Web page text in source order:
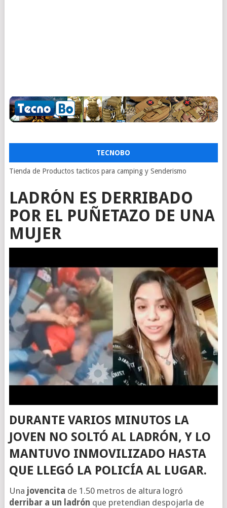
TECNOBO
Tienda de Productos tacticos para camping y Senderismo
LADRÓN ES DERRIBADO
POR EL PUÑETAZO DE UNA
MUJER
DURANTE VARIOS MINUTOS LA
JOVEN NO SOLTÓ AL LADRÓN, Y LO
MANTUVO INMOVILIZADO HASTA
QUE LLEGÓ LA POLICÍA AL LUGAR.
Una jovencita de 1.50 metros de altura logró
derribar a un ladrón que pretendìan despojarla de